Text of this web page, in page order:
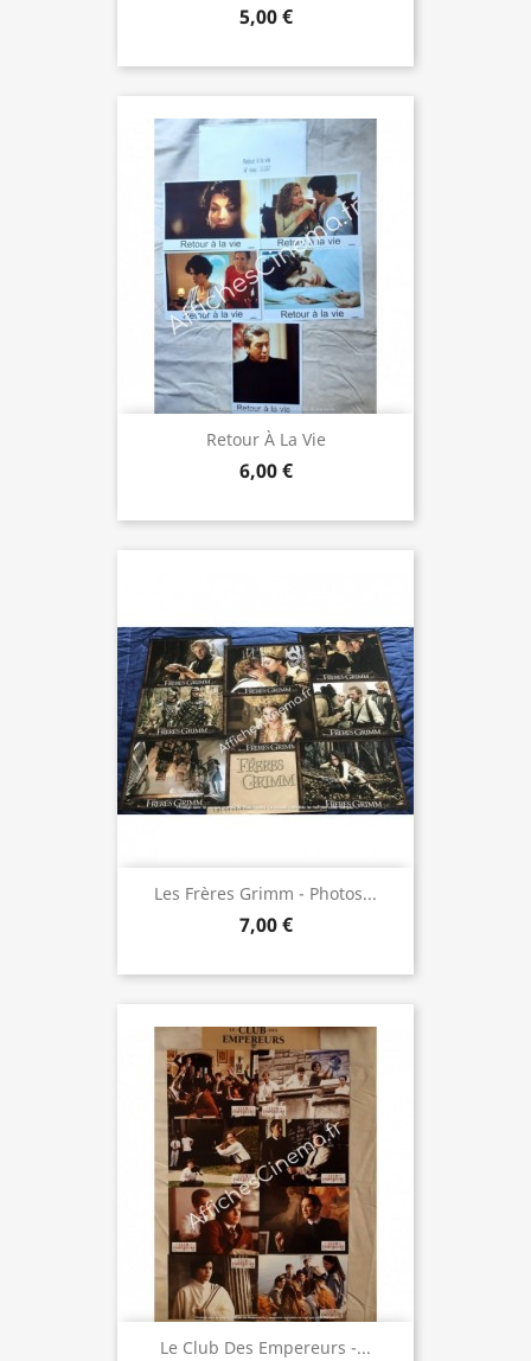
5,00 €
Retour À La Vie
6,00 €
Les Frères Grimm - Photos...
7,00 €
Le Club Des Empereurs -...